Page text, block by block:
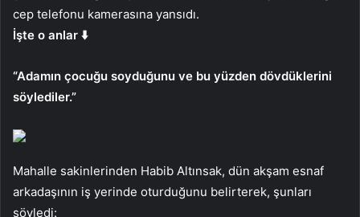
cep telefonu kamerasına yansıdı.
İşte o anlar ⬇️
“Adamın çocuğu soyduğunu ve bu yüzden dövdüklerini
söylediler.”
Mahalle sakinlerinden Habib Altınsak, dün akşam esnaf
arkadaşının iş yerinde oturduğunu belirterek, şunları
söyledi: